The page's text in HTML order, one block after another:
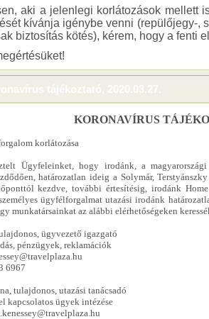
aki a jelenlegi korlátozások mellett
kívánja igénybe venni (repülőjegy-,
biztosítás kötés), kérem, hogy a fenti
tájékoztató, 2020.03.27.
KORONAVÍRUS
korlátozása
Ügyfeleinket, hogy irodánk, a
határozatlan ideig a Solymár,
kezdve, további értesítésig, irodánk
ügyfélforgalmat utazási irodánk
munkatársainkat az alábbi elérhetőségeken
ügyvezető igazgató
pénzügyek, reklamációk
6967
tulajdonos, utazási tanácsadó
ügyek intézése